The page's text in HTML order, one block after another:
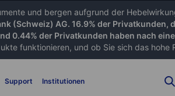
und bergen aufgrund der
(Schweiz) AG. 16.9% der Privatkunden,
der Privatkunden haben nach
funktionieren, und ob Sie sich das hohe
Support Institutionen